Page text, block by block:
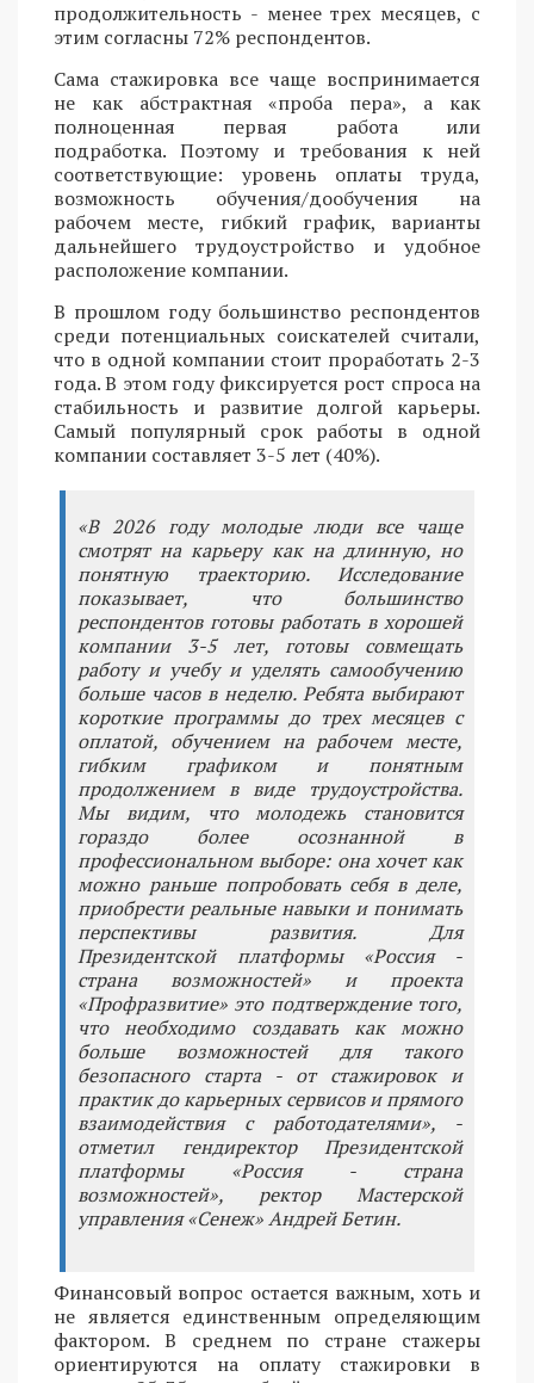
продолжительность - менее трех месяцев, с
этим согласны 72% респондентов.
Сама стажировка все чаще воспринимается
не как абстрактная «проба пера», а как
полноценная первая работа или
подработка. Поэтому и требования к ней
соответствующие: уровень оплаты труда,
возможность обучения/дообучения на
рабочем месте, гибкий график, варианты
дальнейшего трудоустройство и удобное
расположение компании.
В прошлом году большинство респондентов
среди потенциальных соискателей считали,
что в одной компании стоит проработать 2-3
года. В этом году фиксируется рост спроса на
стабильность и развитие долгой карьеры.
Самый популярный срок работы в одной
компании составляет 3-5 лет (40%).
«В 2026 году молодые люди все чаще
смотрят на карьеру как на длинную, но
понятную траекторию. Исследование
показывает, что большинство
респондентов готовы работать в хорошей
компании 3-5 лет, готовы совмещать
работу и учебу и уделять самообучению
больше часов в неделю. Ребята выбирают
короткие программы до трех месяцев с
оплатой, обучением на рабочем месте,
гибким графиком и понятным
продолжением в виде трудоустройства.
Мы видим, что молодежь становится
гораздо более осознанной в
профессиональном выборе: она хочет как
можно раньше попробовать себя в деле,
приобрести реальные навыки и понимать
перспективы развития. Для
Президентской платформы «Россия -
страна возможностей» и проекта
«Профразвитие» это подтверждение того,
что необходимо создавать как можно
больше возможностей для такого
безопасного старта - от стажировок и
практик до карьерных сервисов и прямого
взаимодействия с работодателями», -
отметил гендиректор Президентской
платформы «Россия - страна
возможностей», ректор Мастерской
управления «Сенеж» Андрей Бетин.
Финансовый вопрос остается важным, хоть и
не является единственным определяющим
фактором. В среднем по стране стажеры
ориентируются на оплату стажировки в